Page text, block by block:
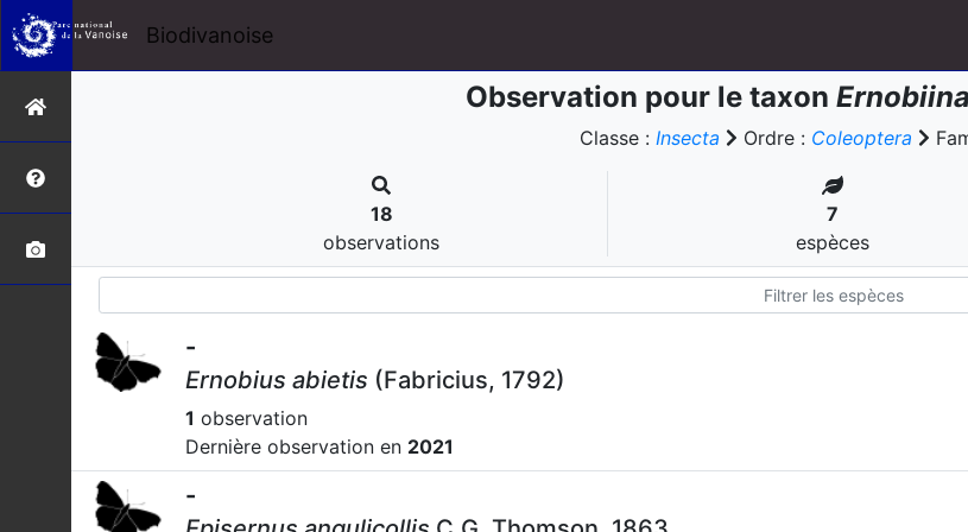
Biodivanoise
Observation pour le taxon
Classe : Insecta Ordre : Coleoptera
18
observations
7
espèces
-
Ernobius abietis (Fabricius, 1792)
1 observation
Dernière observation en 2021
-